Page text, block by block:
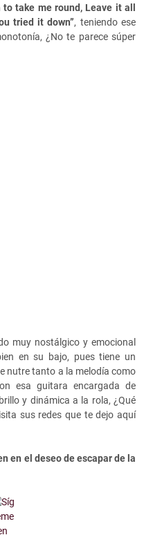
take me round, Leave it all
tried it down”, teniendo ese
¿No te parece súper
muy nostálgico y emocional
en su bajo, pues tiene un
nutre tanto a la melodía como
esa guitara encargada de
y dinámica a la rola, ¿Qué
sus redes que te dejo aquí
en el deseo de escapar de la